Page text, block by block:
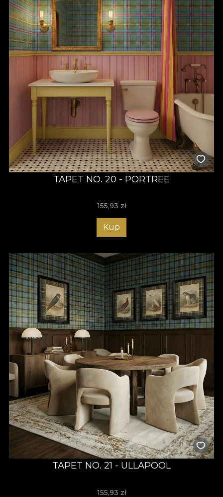
TAPET NO. 20 - PORTREE
155,93 zł
Kup
TAPET NO. 21 - ULLAPOOL
155,93 zł